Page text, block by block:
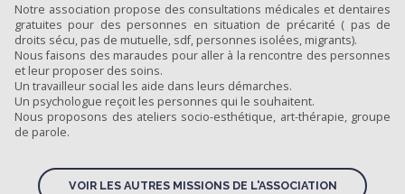
Notre association propose des consultations médicales et dentaires
gratuites pour des personnes en situation de précarité ( pas de
droits sécu, pas de mutuelle, sdf, personnes isolées, migrants).
Nous faisons des maraudes pour aller à la rencontre des personnes
et leur proposer des soins.
Un travailleur social les aide dans leurs démarches.
Un psychologue reçoit les personnes qui le souhaitent.
Nous proposons des ateliers socio-esthétique, art-thérapie, groupe
de parole.
VOIR LES AUTRES MISSIONS DE L'ASSOCIATION